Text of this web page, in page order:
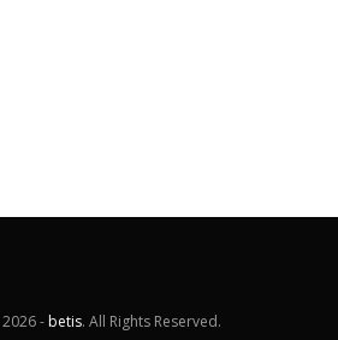
2026 - betis. All Rights Reserved.